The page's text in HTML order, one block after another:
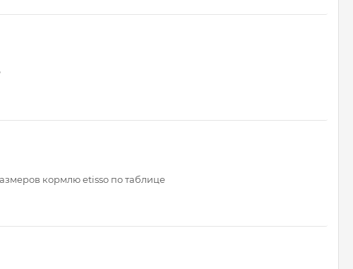
кормлю etisso по таблице